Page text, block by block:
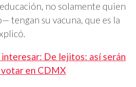
no solamente quien
tengan su vacuna, que es la
De lejitos: así serán
votar en CDMX